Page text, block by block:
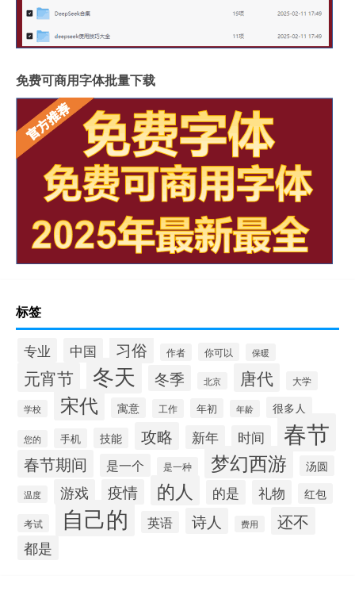
免费可商用字体批量下载
标签
专业 中国 习俗 作者 你可以 保暖
元宵节 冬天 冬季 北京 唐代 大学
学校 宋代 寓意 工作 年初 年龄 很多人
您的 手机 技能 攻略 新年 时间 春节
春节期间 是一个 是一种 梦幻西游 汤圆
温度 游戏 疫情 的人 的是 礼物 红包
考试 自己的 英语 诗人 费用 还不
都是